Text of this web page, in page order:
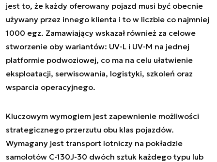
jest to, że każdy oferowany pojazd musi być obecnie
używany przez innego klienta i to w liczbie co najmniej
1000 egz. Zamawiający wskazał również za celowe
stworzenie oby wariantów: UV-L i UV-M na jednej
platformie podwoziowej, co ma na celu ułatwienie
eksploatacji, serwisowania, logistyki, szkoleń oraz
wsparcia operacyjnego.
Kluczowym wymogiem jest zapewnienie możliwości
strategicznego przerzutu obu klas pojazdów.
Wymagany jest transport lotniczy na pokładzie
samolotów C-130J-30 dwóch sztuk każdego typu lub